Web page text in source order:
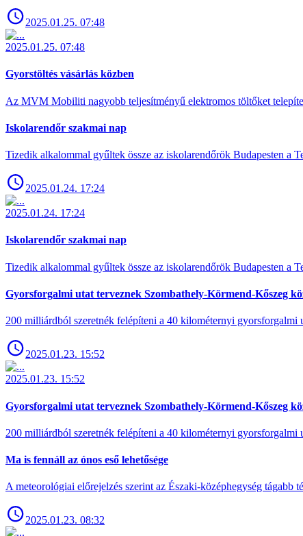
2025.01.25. 07:48
2025.01.25. 07:48
Gyorstöltés vásárlás közben
Az MVM Mobiliti nagyobb teljesítményű elektromos töltőket
Iskolarendőr szakmai nap
Tizedik alkalommal gyűltek össze az iskolarendőrök Budapesten a
2025.01.24. 17:24
2025.01.24. 17:24
Iskolarendőr szakmai nap
Tizedik alkalommal gyűltek össze az iskolarendőrök Budapesten a
Gyorsforgalmi utat terveznek Szombathely-Körmend-Kőszeg
200 milliárdból szeretnék felépíteni a 40 kilométernyi gyorsforgalmi
2025.01.23. 15:52
2025.01.23. 15:52
Gyorsforgalmi utat terveznek Szombathely-Körmend-Kőszeg
200 milliárdból szeretnék felépíteni a 40 kilométernyi gyorsforgalmi
Ma is fennáll az ónos eső lehetősége
A meteorológiai előrejelzés szerint az Északi-középhegység
2025.01.23. 08:32